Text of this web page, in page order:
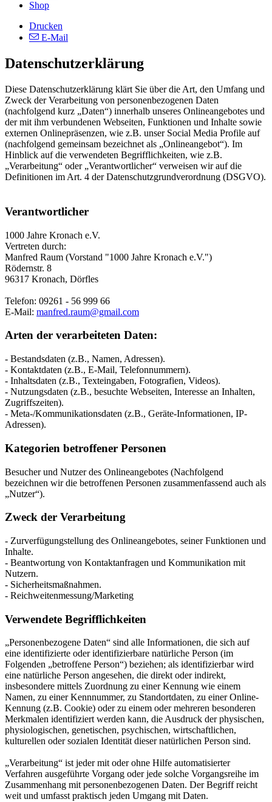
Shop
Drucken
E-Mail
Datenschutzerklärung
Diese Datenschutzerklärung klärt Sie über die Art, den Umfang und
Zweck der Verarbeitung von personenbezogenen Daten
(nachfolgend kurz „Daten“) innerhalb unseres Onlineangebotes und
der mit ihm verbundenen Webseiten, Funktionen und Inhalte sowie
externen Onlinepräsenzen, wie z.B. unser Social Media Profile auf
(nachfolgend gemeinsam bezeichnet als „Onlineangebot“). Im
Hinblick auf die verwendeten Begrifflichkeiten, wie z.B.
„Verarbeitung“ oder „Verantwortlicher“ verweisen wir auf die
Definitionen im Art. 4 der Datenschutzgrundverordnung (DSGVO).
Verantwortlicher
1000 Jahre Kronach e.V.
Vertreten durch:
Manfred Raum (Vorstand "1000 Jahre Kronach e.V.")
Rödernstr. 8
96317 Kronach, Dörfles
Telefon: 09261 - 56 999 66
E-Mail: manfred.raum@gmail.com
Arten der verarbeiteten Daten:
- Bestandsdaten (z.B., Namen, Adressen).
- Kontaktdaten (z.B., E-Mail, Telefonnummern).
- Inhaltsdaten (z.B., Texteingaben, Fotografien, Videos).
- Nutzungsdaten (z.B., besuchte Webseiten, Interesse an Inhalten,
Zugriffszeiten).
- Meta-/Kommunikationsdaten (z.B., Geräte-Informationen, IP-
Adressen).
Kategorien betroffener Personen
Besucher und Nutzer des Onlineangebotes (Nachfolgend
bezeichnen wir die betroffenen Personen zusammenfassend auch als
„Nutzer“).
Zweck der Verarbeitung
- Zurverfügungstellung des Onlineangebotes, seiner Funktionen und
Inhalte.
- Beantwortung von Kontaktanfragen und Kommunikation mit
Nutzern.
- Sicherheitsmaßnahmen.
- Reichweitenmessung/Marketing
Verwendete Begrifflichkeiten
„Personenbezogene Daten“ sind alle Informationen, die sich auf
eine identifizierte oder identifizierbare natürliche Person (im
Folgenden „betroffene Person“) beziehen; als identifizierbar wird
eine natürliche Person angesehen, die direkt oder indirekt,
insbesondere mittels Zuordnung zu einer Kennung wie einem
Namen, zu einer Kennnummer, zu Standortdaten, zu einer Online-
Kennung (z.B. Cookie) oder zu einem oder mehreren besonderen
Merkmalen identifiziert werden kann, die Ausdruck der physischen,
physiologischen, genetischen, psychischen, wirtschaftlichen,
kulturellen oder sozialen Identität dieser natürlichen Person sind.
„Verarbeitung“ ist jeder mit oder ohne Hilfe automatisierter
Verfahren ausgeführte Vorgang oder jede solche Vorgangsreihe im
Zusammenhang mit personenbezogenen Daten. Der Begriff reicht
weit und umfasst praktisch jeden Umgang mit Daten.